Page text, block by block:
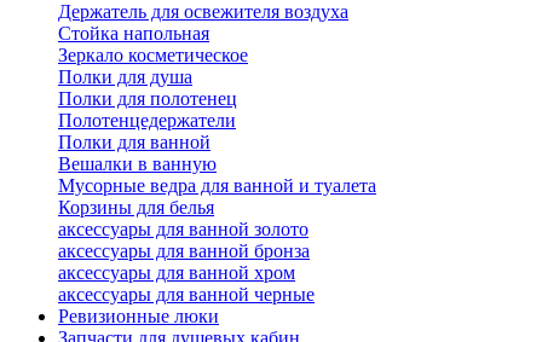
Держатель для освежителя воздуха
Стойка напольная
Зеркало косметическое
Полки для душа
Полки для полотенец
Полотенцедержатели
Полки для ванной
Вешалки в ванную
Мусорные ведра для ванной и туалета
Корзины для белья
аксессуары для ванной золото
аксессуары для ванной бронза
аксессуары для ванной хром
аксессуары для ванной черные
Ревизионные люки
Запчасти для душевых кабин